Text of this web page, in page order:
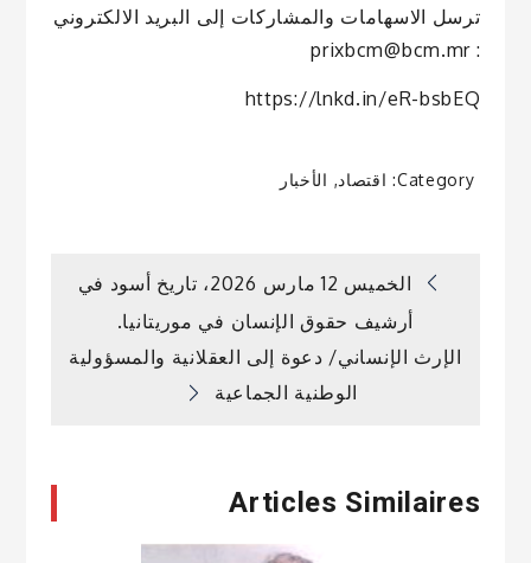
ترسل الاسهامات والمشاركات إلى البريد الالكتروني
: prixbcm@bcm.mr
https://lnkd.in/eR-bsbEQ
Category: اقتصاد, الأخبار
تصفّح
المقالات
الخميس 12 مارس 2026، تاريخ أسود في
أرشيف حقوق الإنسان في موريتانيا.
الإرث الإنساني/ دعوة إلى العقلانية والمسؤولية
الوطنية الجماعية
Articles Similaires